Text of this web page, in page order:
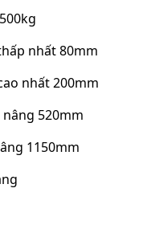
nhất 80mm
nhất 200mm
520mm
1150mm